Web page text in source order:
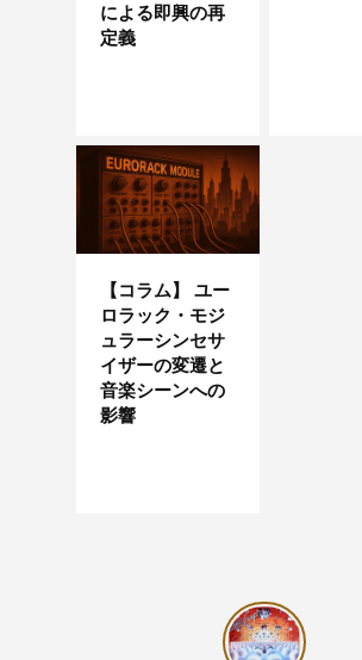
による即興の再
定義
【コラム】 ユー
ロラック・モジ
ュラーシンセサ
イザーの変遷と
音楽シーンへの
影響